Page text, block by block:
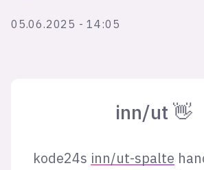
05.06.2025 - 14:05
inn/ut 👋
kode24s inn/ut-spalte